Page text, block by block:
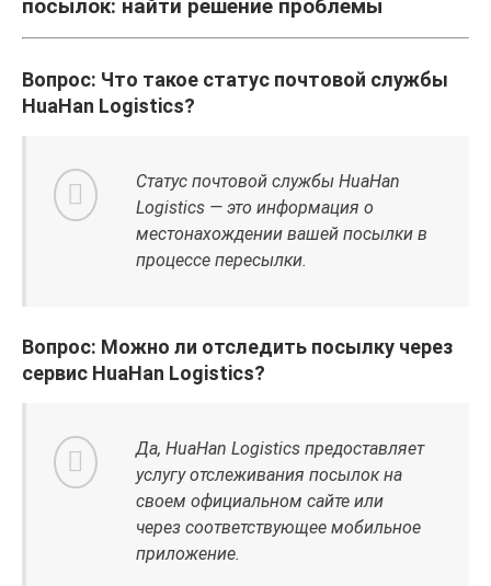
посылок: найти решение проблемы
Вопрос: Что такое статус почтовой службы
HuaHan Logistics?
Статус почтовой службы HuaHan
Logistics — это информация о
местонахождении вашей посылки в
процессе пересылки.
Вопрос: Можно ли отследить посылку через
сервис HuaHan Logistics?
Да, HuaHan Logistics предоставляет
услугу отслеживания посылок на
своем официальном сайте или
через соответствующее мобильное
приложение.